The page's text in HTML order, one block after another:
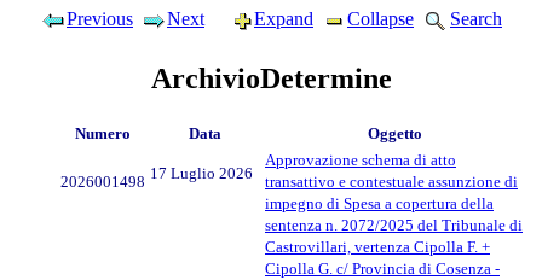
Previous Next Expand Collapse Search
ArchivioDetermine
Numero Data Oggetto
2026001498 17 Luglio 2026
Approvazione schema di atto
transattivo e contestuale assunzione di
impegno di Spesa a copertura della
sentenza n. 2072/2025 del Tribunale di
Castrovillari, vertenza Cipolla F. +
Cipolla G. c/ Provincia di Cosenza -